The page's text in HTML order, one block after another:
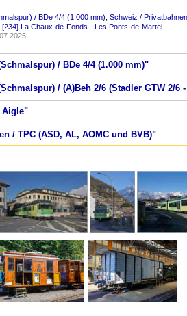
/ BDe 4/4 (1.000 mm) Schweiz /
La Chaux-de-Fonds - Les Ponts-de-Martel
/ BDe 4/4 (1.000 mm)"
/ (A)Beh 2/6 (Stadler GTW 2/6 -
Aigle"
/ TPC (ASD, AL, AOMC und BVB)"